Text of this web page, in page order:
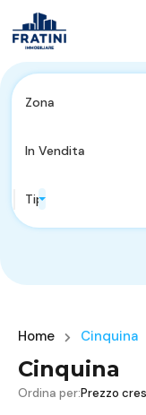
Zona
In Vendita
Tipologie Immobili
Home Cinquina
Cinquina
Ordina per:Prezzo